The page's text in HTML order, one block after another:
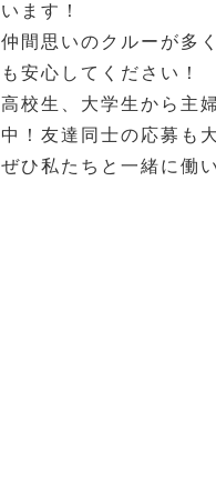
います！
仲間思いのクルーが多
も安心してください！
高校生、大学生から主
中！友達同士の応募も
ぜひ私たちと一緒に働